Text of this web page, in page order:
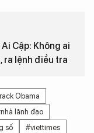
Cập: Không ai
ra lệnh điều tra
Obama
lãnh đạo
số
#viettimes